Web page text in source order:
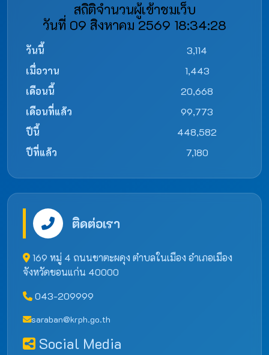
สถิติจำนวนผู้เข้าชมเว็บ
วันที่ 09 สิงหาคม 2569 18:34:28
วันนี้
3,114
เมื่อวาน
1,443
เดือนนี้
20,668
เดือนที่แล้ว
99,773
ปีนี้
448,582
ปีที่แล้ว
7,180
ติดต่อเรา
169 หมู่ 4 ถนนชาตะผดุง ตำบลในเมือง อำเภอเมือง
จังหวัดขอนแก่น 40000
043-209999
saraban@krph.go.th
Social Media